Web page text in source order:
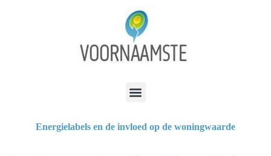
Energielabels en de invloed op de woningwaarde